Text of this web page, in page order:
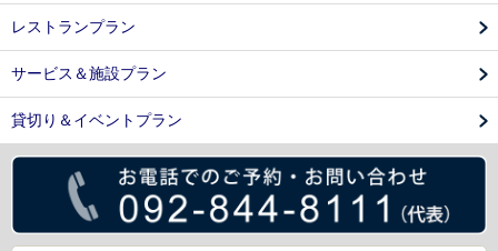
レストランプラン
サービス＆施設プラン
貸切り＆イベントプラン